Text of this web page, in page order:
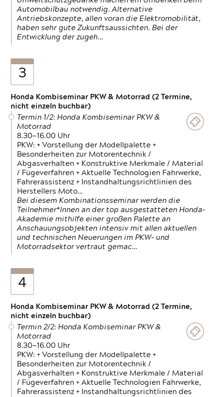
Automobilbau notwendig. Alternative
Antriebskonzepte, allen voran die Elektromobilität,
haben sehr gute Zukunftsaussichten. Bei der
Entwicklung der zugeh…
3
Honda Kombiseminar PKW & Motorrad (2 Termine,
nicht einzeln buchbar)
Termin 1/2: Honda Kombiseminar PKW &
Motorrad
8.30—16.00 Uhr
PKW: + Vorstellung der Modellpalette +
Besonderheiten zur Motorentechnik /
Abgasverhalten + Konstruktive Merkmale / Material
/ Fügeverfahren + Aktuelle Technologien Fahrwerke,
Fahrerassistenz + Instandhaltungsrichtlinien des
Herstellers Moto…
Bei diesem Kombinationsseminar werden die
Teilnehmer*Innen an der top ausgestatteten Honda-
Akademie mithilfe einer großen Palette an
Anschauungsobjekten intensiv mit allen aktuellen
und technischen Neuerungen im PKW- und
Motorradsektor vertraut gemac…
4
Honda Kombiseminar PKW & Motorrad (2 Termine,
nicht einzeln buchbar)
Termin 2/2: Honda Kombiseminar PKW &
Motorrad
8.30—16.00 Uhr
PKW: + Vorstellung der Modellpalette +
Besonderheiten zur Motorentechnik /
Abgasverhalten + Konstruktive Merkmale / Material
/ Fügeverfahren + Aktuelle Technologien Fahrwerke,
Fahrerassistenz + Instandhaltungsrichtlinien des